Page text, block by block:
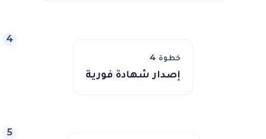
خطوة 4
إصدار شهادة فورية
4
5